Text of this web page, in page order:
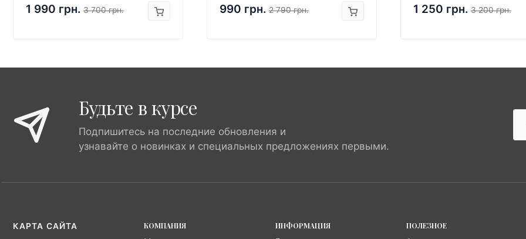
1 990 грн. 3 700 грн. 990 грн. 2 790 грн. 1 250 грн. 3 200 грн.
Будьте в курсе
Подпишитесь на последние обновления и
узнавайте о новинках и специальных предложениях первыми.
КАРТА САЙТА
КОМПАНИЯ
ИНФОРМАЦИЯ
ПОЛЕЗНОЕ